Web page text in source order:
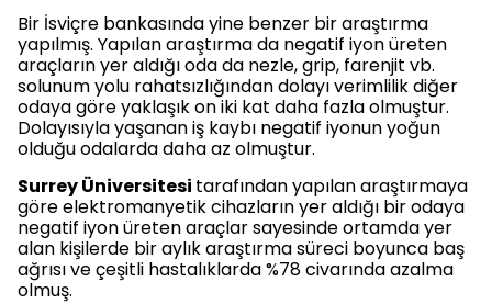
Bir İsviçre bankasında yine benzer bir araştırma
yapılmış. Yapılan araştırma da negatif iyon üreten
araçların yer aldığı oda da nezle, grip, farenjit vb.
solunum yolu rahatsızlığından dolayı verimlilik diğer
odaya göre yaklaşık on iki kat daha fazla olmuştur.
Dolayısıyla yaşanan iş kaybı negatif iyonun yoğun
olduğu odalarda daha az olmuştur.
Surrey Üniversitesi tarafından yapılan araştırmaya
göre elektromanyetik cihazların yer aldığı bir odaya
negatif iyon üreten araçlar sayesinde ortamda yer
alan kişilerde bir aylık araştırma süreci boyunca baş
ağrısı ve çeşitli hastalıklarda %78 civarında azalma
olmuş.